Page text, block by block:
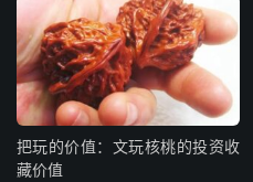
把玩的价值：文玩核桃的投资收
藏价值